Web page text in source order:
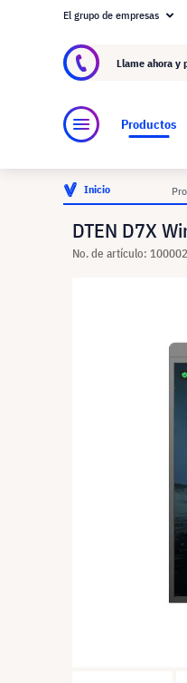
Acerca de
El grupo de empresas
Llame ahora y
Productos
Inicio
DTEN D7X
No. de artículo: